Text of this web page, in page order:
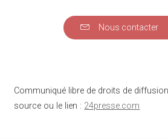
Nous contacter
Communiqué libre de droits de
source ou le lien : 24presse.com